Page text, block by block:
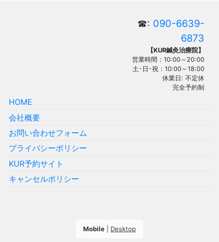
☎: 090-6639-
6873
【KUR鍼灸治療院】
営業時間：10:00～20:00
土･日･祝：10:00～18:00
休業日: 不定休
完全予約制
HOME
会社概要
お問い合わせフォーム
プライバシーポリシー
KUR予約サイト
キャンセルポリシー
Mobile Desktop